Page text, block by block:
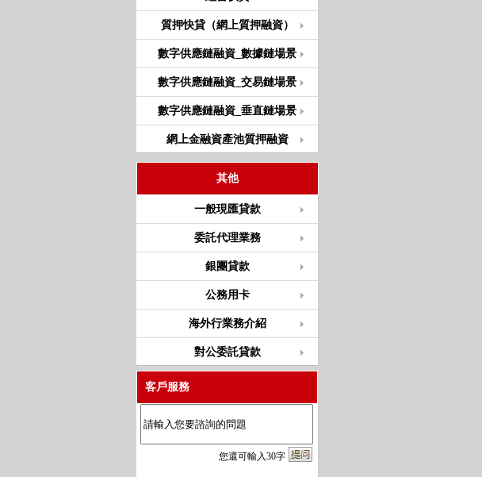
質押快貸（網上質押融資）
數字供應鏈融資_數據鏈場景
數字供應鏈融資_交易鏈場景
數字供應鏈融資_垂直鏈場景
網上金融資產池質押融資
其他
一般現匯貸款
委託代理業務
銀團貸款
公務用卡
海外行業務介紹
對公委託貸款
客戶服務
您還可輸入30字